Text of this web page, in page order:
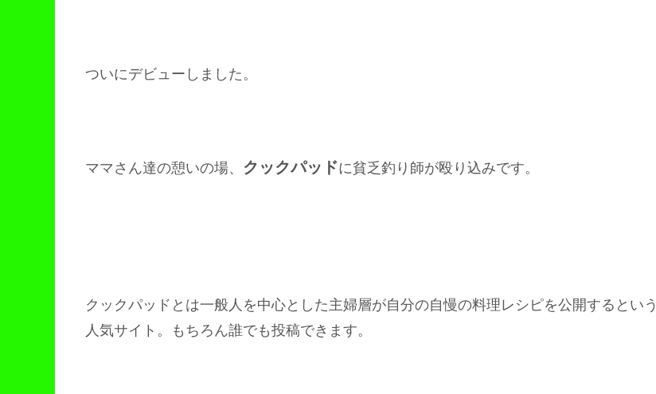
ついにデビューしました。
ママさん達の憩いの場、 クックパッドに貧乏釣り師が殴り込みです。
クックパッドとは一般人を中心とした主婦層が自分の自慢の料理レシピを公開するという
人気サイト。もちろん誰でも投稿できます。